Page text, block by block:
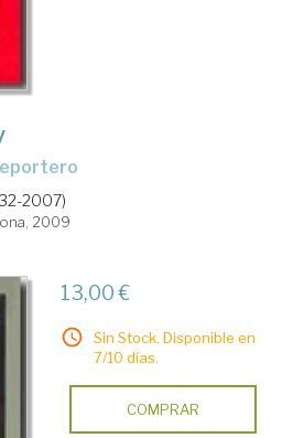
2007)
2009
13,00 €
Sin Stock. Disponible en
7/10 días.
COMPRAR